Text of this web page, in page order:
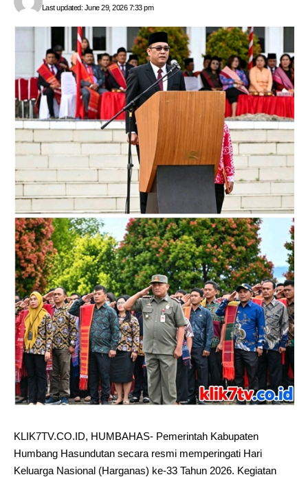
Last updated: June 29, 2026 7:33 pm
KLIK7TV.CO.ID, HUMBAHAS- Pemerintah Kabupaten
Humbang Hasundutan secara resmi memperingati Hari
Keluarga Nasional (Harganas) ke-33 Tahun 2026. Kegiatan